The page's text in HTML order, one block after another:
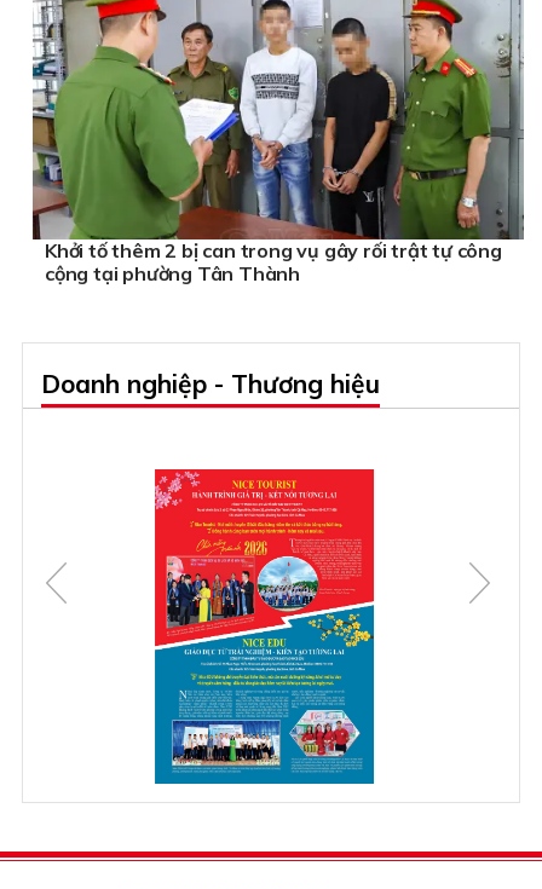
Khởi tố thêm 2 bị can trong vụ gây rối trật tự công
cộng tại phường Tân Thành
Doanh nghiệp - Thương hiệu